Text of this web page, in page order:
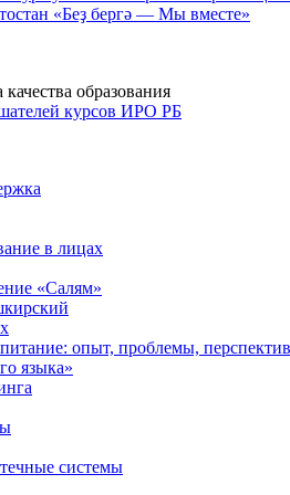
«Беҙ бергә — Мы вместе»
образования
курсов ИРО РБ
в лицах
«Салям»
опыт, проблемы,
языка»
системы